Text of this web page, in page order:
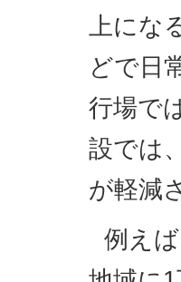
上にな
どで日
行場で
設では
が軽減
例え